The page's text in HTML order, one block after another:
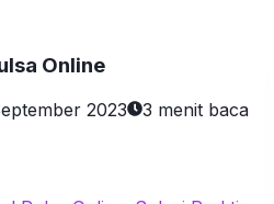
Online
2023 3 menit baca